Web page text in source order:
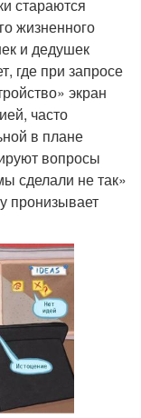
стараются
жизненного
и дедушек
где при запросе
экран
часто
в плане
вопросы
сделали не так»
пронизывает